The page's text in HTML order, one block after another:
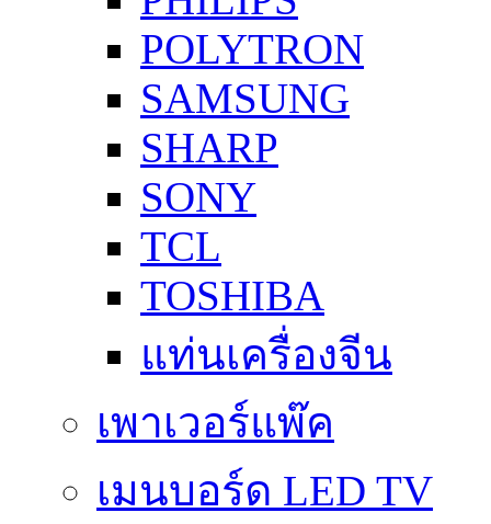
POLYTRON
SAMSUNG
SHARP
SONY
TCL
TOSHIBA
แท่นเครื่องจีน
เพาเวอร์แพ๊ค
เมนบอร์ด LED TV